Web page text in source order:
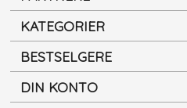
KATEGORIER
BESTSELGERE
DIN KONTO